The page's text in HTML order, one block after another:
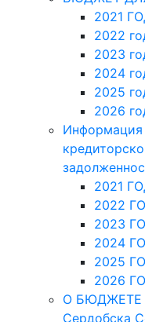
2021 ГОД
БЮДЖЕТ
БЮДЖЕТ
2021
2022
2023
2024
2025
2026
Информация
2021
2022
2023
2024